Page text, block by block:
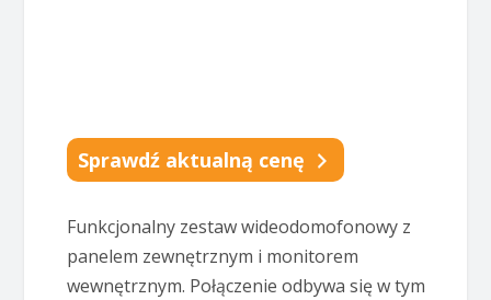
Sprawdź aktualną cenę
Funkcjonalny zestaw wideodomofonowy z
panelem zewnętrznym i monitorem
wewnętrznym. Połączenie odbywa się w tym